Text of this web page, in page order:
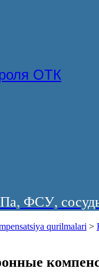
ОТК
ФСУ, сосуды
qurilmalari >